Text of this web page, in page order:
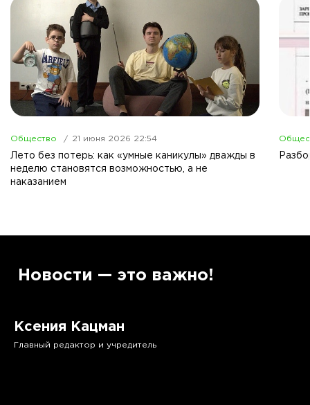
Общество 21 июня 2026 22:54
Лето без потерь: как «умные каникулы» дважды в
неделю становятся возможностью, а не
наказанием
Новости — это важно!
Ксения Кацман
Главный редактор и учредитель